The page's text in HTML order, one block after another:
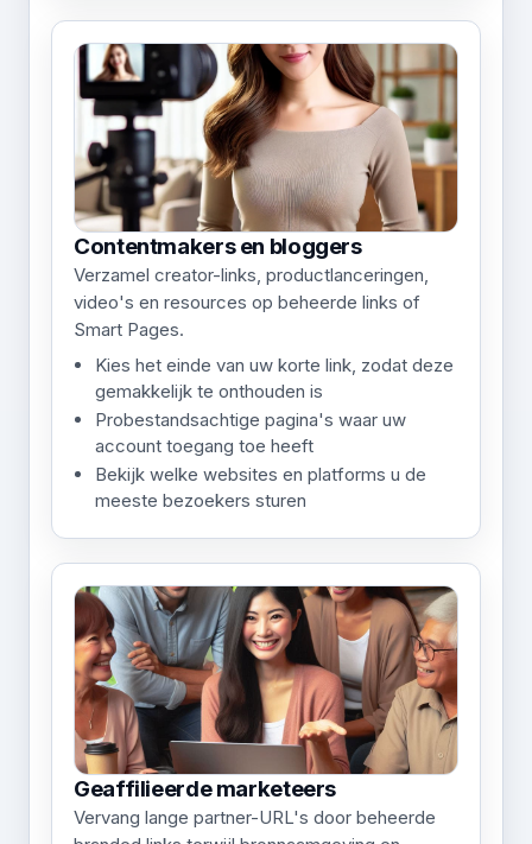
Contentmakers en bloggers
Verzamel creator-links, productlanceringen,
video's en resources op beheerde links of
Smart Pages.
Kies het einde van uw korte link, zodat deze
gemakkelijk te onthouden is
Probestandsachtige pagina's waar uw
account toegang toe heeft
Bekijk welke websites en platforms u de
meeste bezoekers sturen
Geaffilieerde marketeers
Vervang lange partner-URL's door beheerde